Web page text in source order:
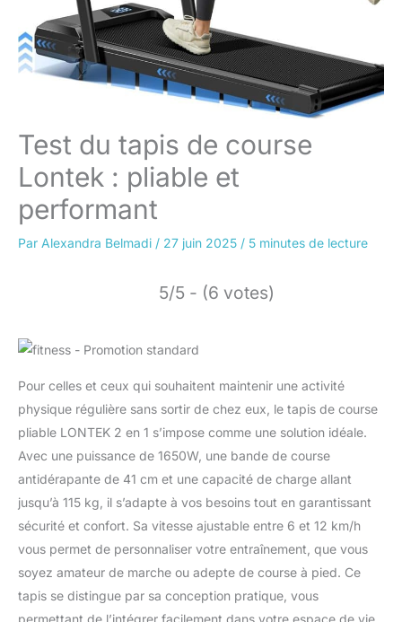
Test du tapis de course
Lontek : pliable et
performant
Par Alexandra Belmadi / 27 juin 2025 / 5 minutes de lecture
5/5 - (6 votes)
Pour celles et ceux qui souhaitent maintenir une activité
physique régulière sans sortir de chez eux, le tapis de course
pliable LONTEK 2 en 1 s’impose comme une solution idéale.
Avec une puissance de 1650W, une bande de course
antidérapante de 41 cm et une capacité de charge allant
jusqu’à 115 kg, il s’adapte à vos besoins tout en garantissant
sécurité et confort. Sa vitesse ajustable entre 6 et 12 km/h
vous permet de personnaliser votre entraînement, que vous
soyez amateur de marche ou adepte de course à pied. Ce
tapis se distingue par sa conception pratique, vous